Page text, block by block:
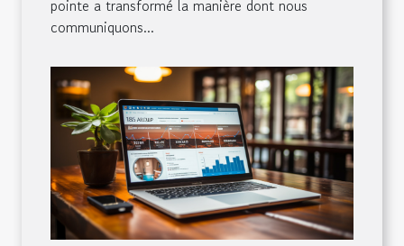
pointe a transformé la manière dont nous
communiquons...